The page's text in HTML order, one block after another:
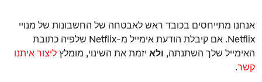
אנחנו מתייחסים בכובד ראש לאבטחה של החשבונות של מנויי
Netflix. אם קיבלת הודעת אימייל מ-Netflix שלפיה כתובת
האימייל שלך השתנתה, ולא יזמת את השינוי, מומלץ ליצור איתנו
קשר.